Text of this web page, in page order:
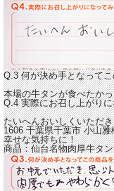
Q.3 何が決め手となって
本場の牛タンが食べたか
Q.4 実際にお召し上がり
たいへんおいしくいただ
1606 千葉県千葉市小山雅
幸せな気持ちに！
商品：仙台名物肉厚牛タン